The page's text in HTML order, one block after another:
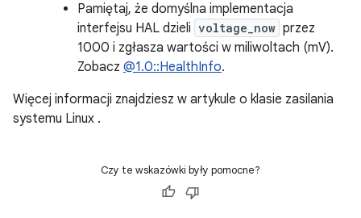
Pamiętaj, że domyślna implementacja
interfejsu HAL dzieli voltage_now przez
1000 i zgłasza wartości w miliwoltach (mV).
Zobacz @1.0::HealthInfo.
Więcej informacji znajdziesz w artykule o klasie zasilania
systemu Linux .
Czy te wskazówki były pomocne?